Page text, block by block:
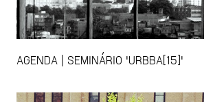
AGENDA | SEMINÁRIO 'URBBA[15]'